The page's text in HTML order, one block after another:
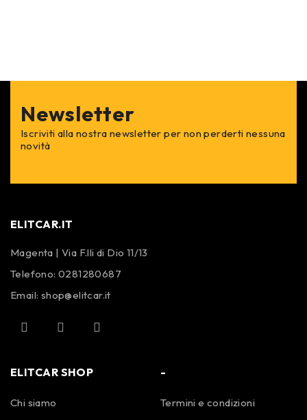
Newsletter
Iscriviti alla nostra newsletter per non perderti nessuna
novità
ELITCAR.IT
Magenta | Via F.lli di Dio 11/13
Telefono:0281280687
Email: shop@elitcar.it
ELITCAR SHOP
Chi siamo
-
Termini e condizioni